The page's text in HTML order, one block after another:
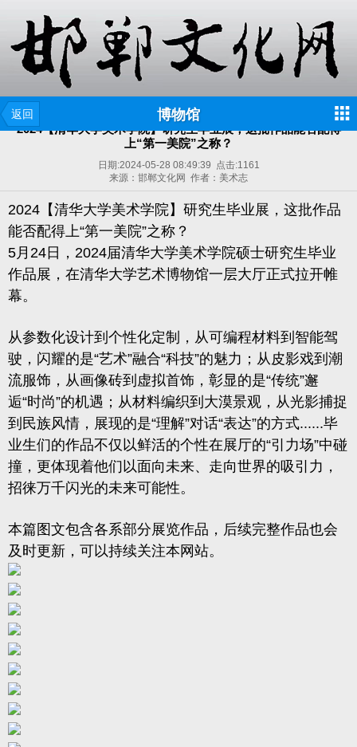
返回 博物馆
2024【清华大学美术学院】研究生毕业展，这批作品能否配得
上“第一美院”之称？
日期:2024-05-28 08:49:39 点击:1161
来源：邯郸文化网 作者：美术志
2024【清华大学美术学院】研究生毕业展，这批作品
能否配得上“第一美院”之称？
5月24日，2024届清华大学美术学院硕士研究生毕业
作品展，在清华大学艺术博物馆一层大厅正式拉开帷
幕。
从参数化设计到个性化定制，从可编程材料到智能驾
驶，闪耀的是“艺术”融合“科技”的魅力；从皮影戏到潮
流服饰，从画像砖到虚拟首饰，彰显的是“传统”邂
逅“时尚”的机遇；从材料编织到大漠景观，从光影捕捉
到民族风情，展现的是“理解”对话“表达”的方式......毕
业生们的作品不仅以鲜活的个性在展厅的“引力场”中碰
撞，更体现着他们以面向未来、走向世界的吸引力，
招徕万千闪光的未来可能性。
本篇图文包含各系部分展览作品，后续完整作品也会
及时更新，可以持续关注本网站。